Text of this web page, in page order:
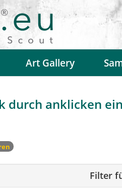
Art Gallery
durch anklicken
Filter